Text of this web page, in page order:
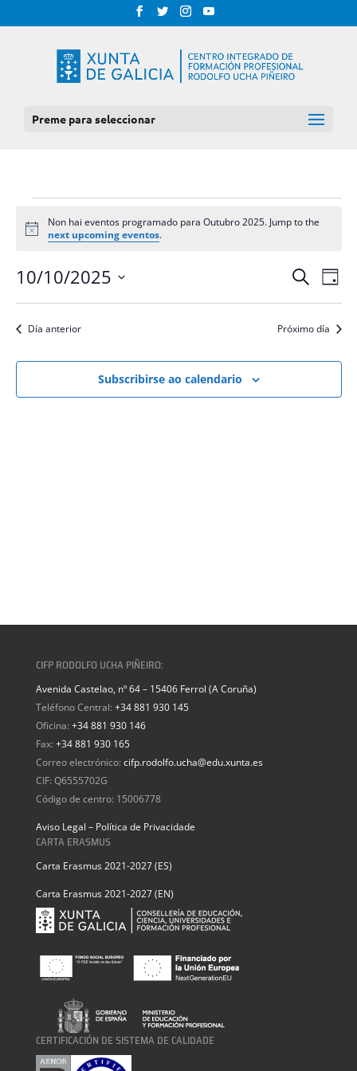
Preme para seleccionar
EVENTOS
FOR
OUTUBRO
2025
Notice
Non hai eventos programado para Outubro 2025. Jump to the
next upcoming eventos.
DE
BUSCA
E
VISTAS
EVENTOS
Procurar
DE
DE
Día
10/10/2025
Día anterior Próximo día
Subscribirse ao calendario
CIFP RODOLFO UCHA PIÑEIRO:
Avenida Castelao, nº 64 – 15406 Ferrol (A Coruña)
Teléfono Central: +34 881 930 145
Oficina: +34 881 930 146
Fax: +34 881 930 165
Correo electrónico: cifp.rodolfo.ucha@edu.xunta.es
CIF: Q6555702G
Código de centro: 15006778
Aviso Legal – Política de Privacidade
CARTA ERASMUS
Carta Erasmus 2021-2027 (ES)
Carta Erasmus 2021-2027 (EN)
CERTIFICACIÓN DE SISTEMA DE CALIDADE